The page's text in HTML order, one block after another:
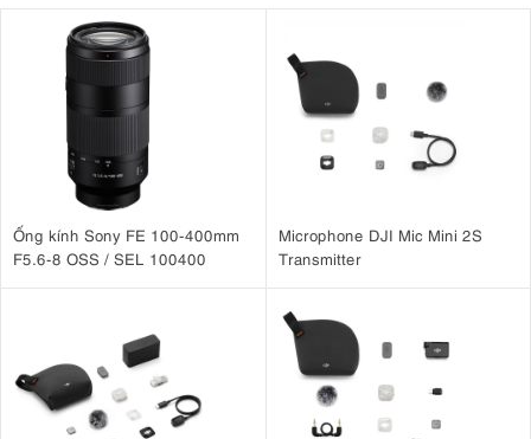
Ống kính Sony FE 100-400mm
F5.6-8 OSS / SEL 100400
Microphone DJI Mic Mini 2S
Transmitter